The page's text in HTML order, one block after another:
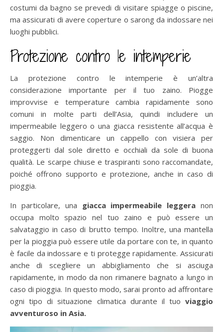
costumi da bagno se prevedi di visitare spiagge o piscine,
ma assicurati di avere coperture o sarong da indossare nei
luoghi pubblici.
Protezione contro le intemperie
La protezione contro le intemperie è un’altra
considerazione importante per il tuo zaino. Piogge
improvvise e temperature cambia rapidamente sono
comuni in molte parti dell’Asia, quindi includere un
impermeabile leggero o una giacca resistente all’acqua è
saggio. Non dimenticare un cappello con visiera per
proteggerti dal sole diretto e occhiali da sole di buona
qualità. Le scarpe chiuse e traspiranti sono raccomandate,
poiché offrono supporto e protezione, anche in caso di
pioggia.
In particolare, una giacca impermeabile leggera non
occupa molto spazio nel tuo zaino e può essere un
salvataggio in caso di brutto tempo. Inoltre, una mantella
per la pioggia può essere utile da portare con te, in quanto
è facile da indossare e ti protegge rapidamente. Assicurati
anche di scegliere un abbigliamento che si asciuga
rapidamente, in modo da non rimanere bagnato a lungo in
caso di pioggia. In questo modo, sarai pronto ad affrontare
ogni tipo di situazione climatica durante il tuo viaggio
avventuroso in Asia.